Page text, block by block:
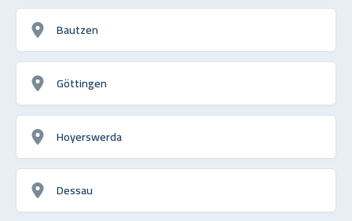
Bautzen
Göttingen
Hoyerswerda
Dessau